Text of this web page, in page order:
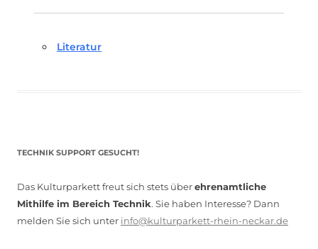
Literatur
TECHNIK SUPPORT GESUCHT!
Das Kulturparkett freut sich stets überehrenamtliche
Mithilfe im Bereich Technik. Sie haben Interesse? Dann
melden Sie sich unter info@kulturparkett-rhein-neckar.de